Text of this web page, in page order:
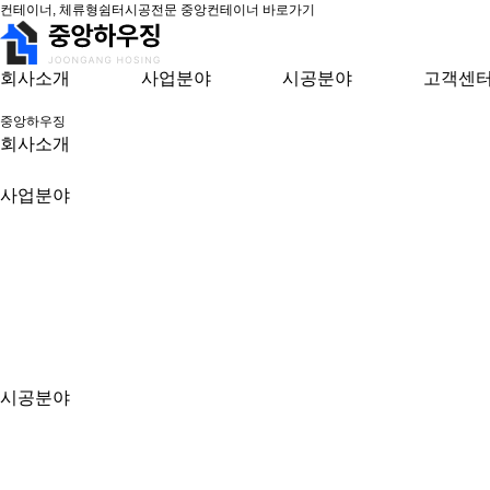
컨테이너, 체류형쉼터시공전문 중앙컨테이너 바로가기
회사소개 사업분야 시공분야 고객센
중앙하우징
회사소개
사업분야
시공분야